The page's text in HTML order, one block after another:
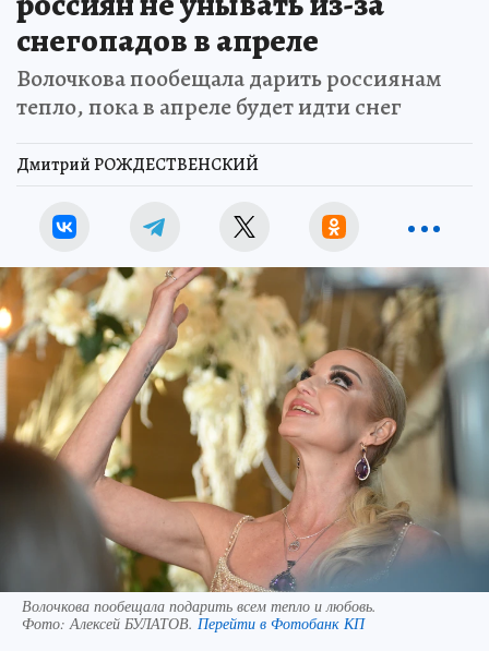
снегопадов в апреле
Волочкова пообещала дарить россиянам
тепло, пока в апреле будет идти снег
Дмитрий РОЖДЕСТВЕНСКИЙ
Волочкова пообещала подарить всем тепло и любовь.
Фото:Алексей БУЛАТОВ. Перейти в Фотобанк КП